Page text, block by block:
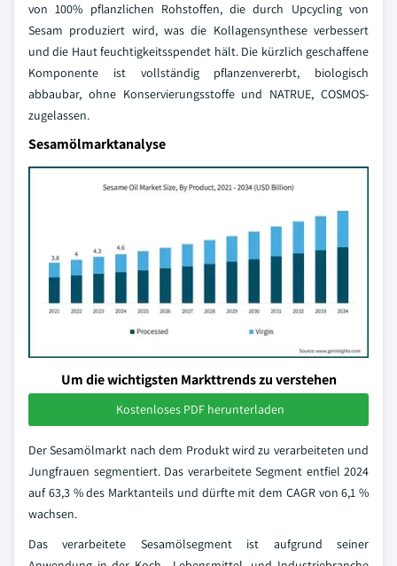
von 100% pflanzlichen Rohstoffen, die durch Upcycling von
Sesam produziert wird, was die Kollagensynthese verbessert
und die Haut feuchtigkeitsspendet hält. Die kürzlich geschaffene
Komponente ist vollständig pflanzenvererbt, biologisch
abbaubar, ohne Konservierungsstoffe und NATRUE, COSMOS-
zugelassen.
Sesamölmarktanalyse
Um die wichtigsten Markttrends zu verstehen
Kostenloses PDF herunterladen
Der Sesamölmarkt nach dem Produkt wird zu verarbeiteten und
Jungfrauen segmentiert. Das verarbeitete Segment entfiel 2024
auf 63,3 % des Marktanteils und dürfte mit dem CAGR von 6,1 %
wachsen.
Das verarbeitete Sesamölsegment ist aufgrund seiner